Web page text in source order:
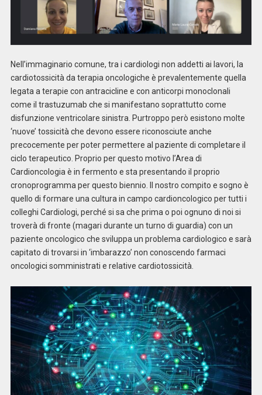
Nell’immaginario comune, tra i cardiologi non addetti ai lavori, la
cardiotossicità da terapia oncologiche è prevalentemente quella
legata a terapie con antracicline e con anticorpi monoclonali
come il trastuzumab che si manifestano soprattutto come
disfunzione ventricolare sinistra. Purtroppo però esistono molte
‘nuove’ tossicità che devono essere riconosciute anche
precocemente per poter permettere al paziente di completare il
ciclo terapeutico. Proprio per questo motivo l’Area di
Cardioncologia è in fermento e sta presentando il proprio
cronoprogramma per questo biennio. Il nostro compito e sogno è
quello di formare una cultura in campo cardioncologico per tutti i
colleghi Cardiologi, perché si sa che prima o poi ognuno di noi si
troverà di fronte (magari durante un turno di guardia) con un
paziente oncologico che sviluppa un problema cardiologico e sarà
capitato di trovarsi in ‘imbarazzo’ non conoscendo farmaci
oncologici somministrati e relative cardiotossicità.